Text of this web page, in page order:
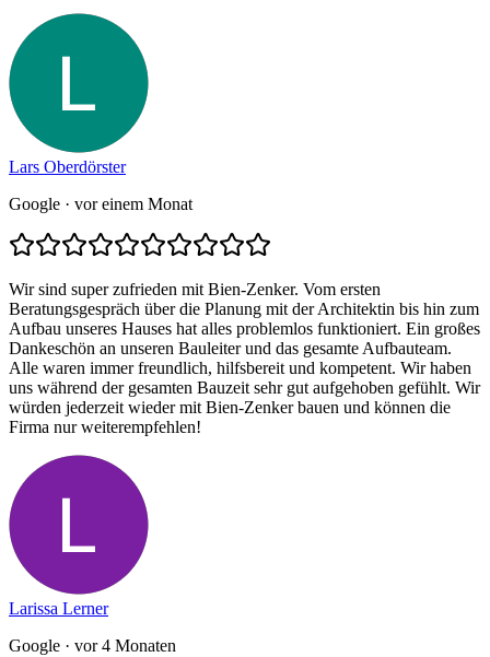
Lars Oberdörster
Google · vor einem Monat
Wir sind super zufrieden mit Bien-Zenker. Vom ersten
Beratungsgespräch über die Planung mit der Architektin bis hin zum
Aufbau unseres Hauses hat alles problemlos funktioniert. Ein großes
Dankeschön an unseren Bauleiter und das gesamte Aufbauteam.
Alle waren immer freundlich, hilfsbereit und kompetent. Wir haben
uns während der gesamten Bauzeit sehr gut aufgehoben gefühlt. Wir
würden jederzeit wieder mit Bien-Zenker bauen und können die
Firma nur weiterempfehlen!
Larissa Lerner
Google · vor 4 Monaten